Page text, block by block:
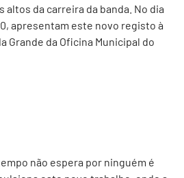
altos da carreira da banda. No dia
apresentam este novo registo à
Grande da Oficina Municipal do
não espera por ninguém é